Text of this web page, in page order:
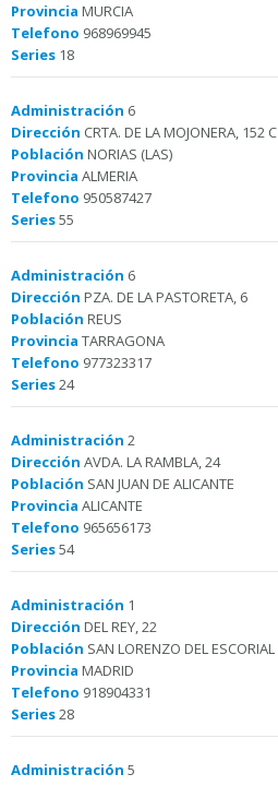
Provincia MURCIA
Telefono 968969945
Series 18
Administración 6
Dirección CRTA. DE LA MOJONERA, 152 C
Población NORIAS (LAS)
Provincia ALMERIA
Telefono 950587427
Series55
Administración 6
Dirección PZA. DE LA PASTORETA, 6
Población REUS
Provincia TARRAGONA
Telefono 977323317
Series24
Administración 2
Dirección AVDA. LA RAMBLA, 24
Población SAN JUAN DE ALICANTE
Provincia ALICANTE
Telefono 965656173
Series54
Administración 1
Dirección DEL REY, 22
Población SAN LORENZO DEL ESCORIAL
Provincia MADRID
Telefono 918904331
Series28
Administración 5